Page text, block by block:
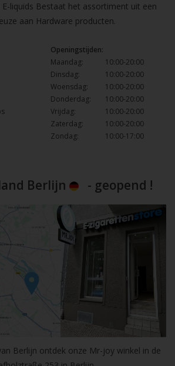
E-liquids Bestaat het assortiment uit een
aan Hardware producten.
Openingstijden:
Maandag:
10:00-20:00
Dinsdag:
10:00-20:00
Woensdag:
10:00-20:00
Donderdag:
10:00-20:00
Vrijdag:
10:00-20:00
Zaterdag:
10:00-20:00
Zondag:
10:00-17:00
Berlijn - geopend !
Berlijn ontdek onze Mr-joy winkel in de